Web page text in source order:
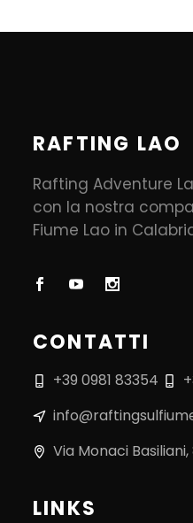
RAFTING LAO
Rafting Adventure
con la nostra
Fiume Lao in
CONTATTI
+39 0981 83354
Via Monaci
LINKS